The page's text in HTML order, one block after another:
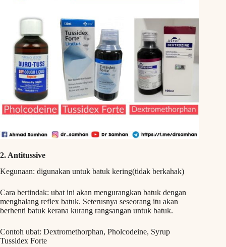
2. Antitussive
Kegunaan: digunakan untuk batuk kering(tidak berkahak)
Cara bertindak: ubat ini akan mengurangkan batuk dengan
menghalang reflex batuk. Seterusnya seseorang itu akan
berhenti batuk kerana kurang rangsangan untuk batuk.
Contoh ubat: Dextromethorphan, Pholcodeine, Syrup
Tussidex Forte